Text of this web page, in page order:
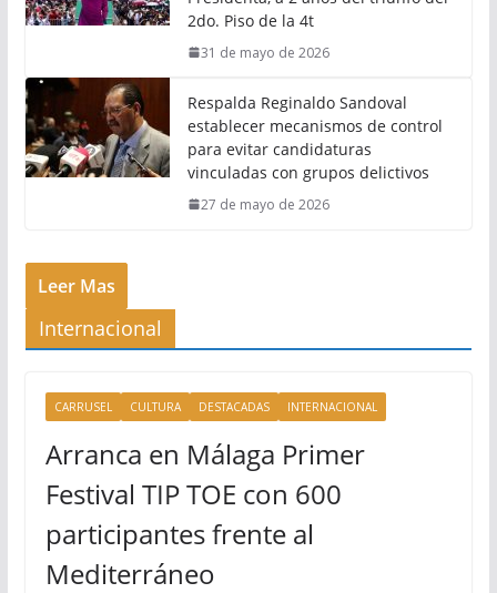
2do. Piso de la 4t
31 de mayo de 2026
Respalda Reginaldo Sandoval
establecer mecanismos de control
para evitar candidaturas
vinculadas con grupos delictivos
27 de mayo de 2026
Leer Mas
Internacional
CARRUSEL CULTURA DESTACADAS INTERNACIONAL
Arranca en Málaga Primer
Festival TIP TOE con 600
participantes frente al
Mediterráneo